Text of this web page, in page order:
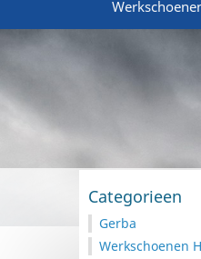
Categorieen
Gerba
Werkschoenen